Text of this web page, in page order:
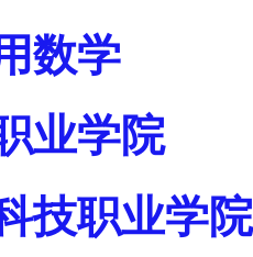
数学
业学院
技职业学院